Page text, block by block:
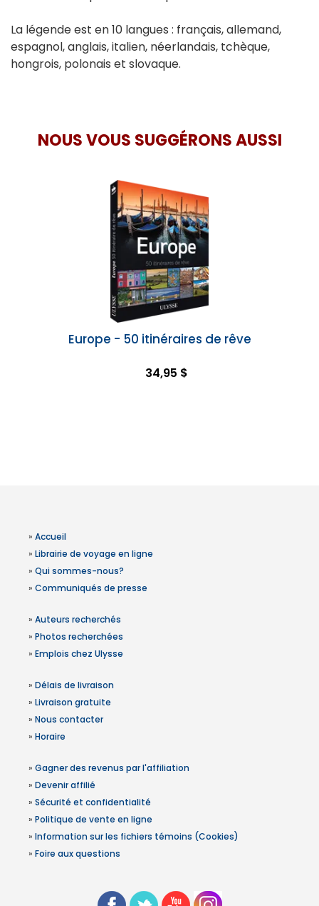
La légende est en 10 langues : français, allemand,
espagnol, anglais, italien, néerlandais, tchèque,
hongrois, polonais et slovaque.
NOUS VOUS SUGGÉRONS AUSSI
Europe - 50 itinéraires de rêve
34,95 $
» Accueil
» Librairie de voyage en ligne
» Qui sommes-nous?
» Communiqués de presse
» Auteurs recherchés
» Photos recherchées
» Emplois chez Ulysse
» Délais de livraison
» Livraison gratuite
» Nous contacter
» Horaire
» Gagner des revenus par l'affiliation
» Devenir affilié
» Sécurité et confidentialité
» Politique de vente en ligne
» Information sur les fichiers témoins (Cookies)
» Foire aux questions